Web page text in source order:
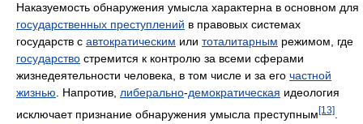
Наказуемость обнаружения умысла характерна в основном для
государственных преступлений в правовых системах
государств с автократическим или тоталитарным режимом, где
государство стремится к контролю за всеми сферами
жизнедеятельности человека, в том числе и за его частной
жизнью . Напротив, либерально-демократическая идеология
исключает признание обнаружения умысла преступным [13]